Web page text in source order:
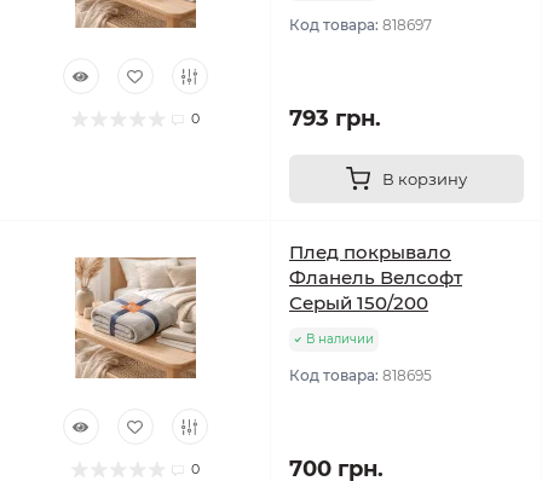
0
Код товара: 818697
793 грн.
В корзину
0
Плед покрывало
Фланель Велсофт
Серый 150/200
В наличии
Код товара: 818695
700 грн.